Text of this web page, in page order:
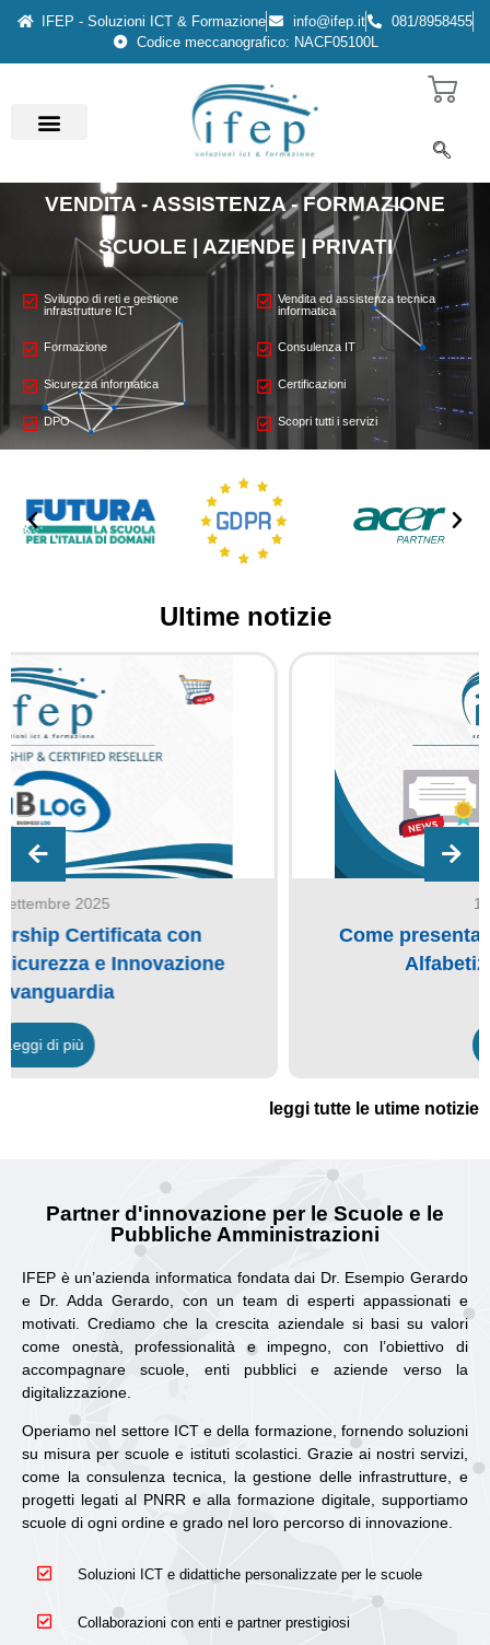
IFEP - Soluzioni ICT & Formazione info@ifep.it
081/8958455
Codice meccanografico: NACF05100L
VENDITA - ASSISTENZA - FORMAZIONE
SCUOLE | AZIENDE | PRIVATI
Sviluppo di reti e gestione
infrastrutture ICT
Vendita ed assistenza tecnica
informatica
Formazione Consulenza IT
Sicurezza informatica Certificazioni
DPO Scopri tutti i servizi
Ultime notizie
Come presentare la CIAD (Certificato di
Alfabetizzazione Digitale)
leggi tutte le utime notizie
Partner d'innovazione per le Scuole e le
Pubbliche Amministrazioni
IFEP è un’azienda informatica fondata dai Dr. Esempio Gerardo
e Dr. Adda Gerardo, con un team di esperti appassionati e
motivati. Crediamo che la crescita aziendale si basi su valori
come onestà, professionalità e impegno, con l’obiettivo di
accompagnare scuole, enti pubblici e aziende verso la
digitalizzazione.
Operiamo nel settore ICT e della formazione, fornendo soluzioni
su misura per scuole e istituti scolastici. Grazie ai nostri servizi,
come la consulenza tecnica, la gestione delle infrastrutture, e
progetti legati al PNRR e alla formazione digitale, supportiamo
scuole di ogni ordine e grado nel loro percorso di innovazione.
Soluzioni ICT e didattiche personalizzate per le scuole
Collaborazioni con enti e partner prestigiosi